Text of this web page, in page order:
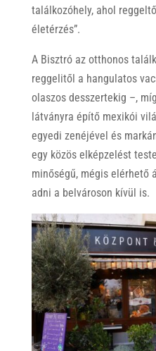
találkozóhely, ahol
életérzés”.
A Bisztró az otthonos
reggelitől a hangulatos
olaszos desszertekig –,
látványra építő mexikói
egyedi zenéjével és
egy közös elképzelést
minőségű, mégis elérhető
adni a belvároson kívül is.